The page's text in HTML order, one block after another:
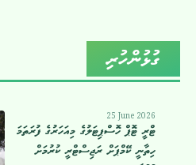
ގުޅުންހުރި
25 June 2026
ޓްރީ ޓޮޕް ހޮސްޕިޓަލުގެ މިއަހަރުގެ ފުރަތަމަ
ހިތާނީ ކޭމްޕަށް ރަޖިސްޓްރީ ކުރުމަށް